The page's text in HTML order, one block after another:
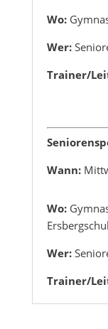
Wo:
Wer:
Trainer/
Wann:
Wo:
Wer:
Trainer/